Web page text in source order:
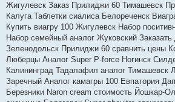
Жигулевск Заказ Прилиджи 60 Тимашевск
Калуга Таблетки сиалиса Белореченск
Купить виагру 100 Жигулевск Набор
Набор семейный аналог Жуковский
Зеленодольск Прилиджи 60 сравнить цены
Люберцы Аналог Super P-force Ногинск
Калининград Тадалафил аналог Тимашевск
Заречный Аналог камагры 100 Евпатория
Березники Naron cream стоимость Йошкар-